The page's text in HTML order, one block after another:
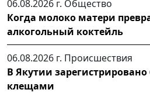
06.08.2026 г. Общество
Когда молоко матери
алкогольный коктейль
06.08.2026 г. Происшествия
В Якутии зарегистрировано
клещами